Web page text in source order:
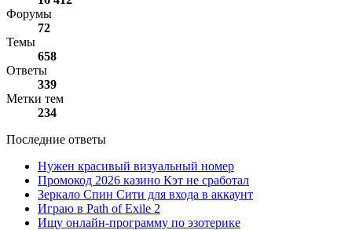
Форумы
72
Темы
658
Ответы
339
Метки тем
234
Последние ответы
Нужен красивый визуальный номер
Промокод 2026 казино Кэт не сработал
Зеркало Спин Сити для входа в аккаунт
Играю в Path of Exile 2
Ищу онлайн-программу по эзотерике